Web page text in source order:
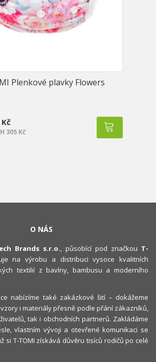
Plenkové plavky Flowers
305 Kč
O NÁS
Brands s.r.o. , působící pod značkou T-
na výrobu a distribuci vysoce kvalitních
textilií z bavlny, bambusu a moderního
nabízíme také zakázkové šití – dokážeme
i materiály přesně podle přání zákazníků,
tak i obchodních partnerů. Zakládáme
vlastním vývoji a otevřené komunikaci se
si T-TOMI získává důvěru tisíců rodičů po celé